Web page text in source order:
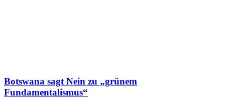
Botswana sagt Nein zu „grünem
Fundamentalismus“